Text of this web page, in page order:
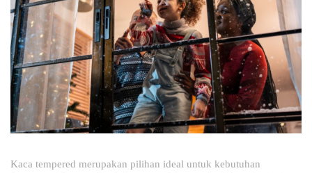
Kaca tempered merupakan pilihan ideal untuk kebutuhan